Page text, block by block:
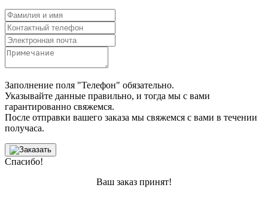
Заполнение поля "Телефон" обязательно.
Указывайте данные правильно, и тогда мы с вами
гарантированно свяжемся.
После отправки вашего заказа мы свяжемся с вами в течении
получаса.
Спасибо!
Ваш заказ принят!